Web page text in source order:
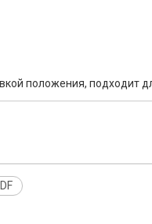
положения, подходит